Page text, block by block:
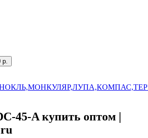
р.
45-A купить оптом |